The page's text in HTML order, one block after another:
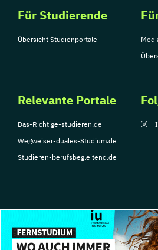
Für Studierende
Übersicht Studienportale
Relevante Portale
Das-Richtige-studieren.de
Wegweiser-duales-Studium.de
Studieren-berufsbegleitend.de
© Copyright 2026, TarGroup Media GmbH